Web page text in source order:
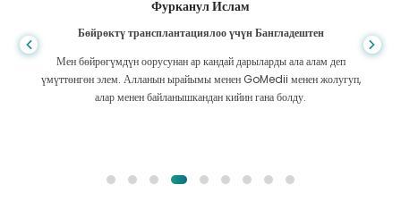
Фурканул Ислам
Бөйрөктү трансплантациялоо үчүн Бангладештен
Мен бөйрөгүмдүн оорусунан ар кандай дарыларды ала алам деп
үмүттөнгөн элем. Алланын ырайымы менен GoMedii менен жолугуп,
алар менен байланышкандан кийин гана болду.